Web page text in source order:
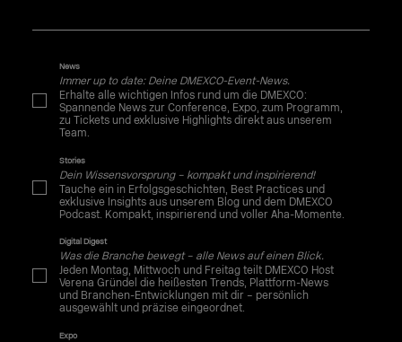
News
Immer up to date: Deine DMEXCO-Event-News.
Erhalte alle wichtigen Infos rund um die DMEXCO:
Spannende News zur Conference, Expo, zum Programm,
zu Tickets und exklusive Highlights direkt aus unserem
Team.
Stories
Dein Wissensvorsprung – kompakt und inspirierend!
Tauche ein in Erfolgsgeschichten, Best Practices und
exklusive Insights aus unserem Blog und dem DMEXCO
Podcast. Kompakt, inspirierend und voller Aha-Momente.
Digital Digest
Was die Branche bewegt – alle News auf einen Blick.
Jeden Montag, Mittwoch und Freitag teilt DMEXCO Host
Verena Gründel die heißesten Trends, Plattform-News
und Branchen-Entwicklungen mit dir – persönlich
ausgewählt und präzise eingeordnet.
Expo